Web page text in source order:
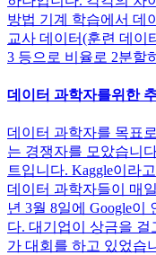
방법 기계 학습에서 데
교사 데이터(훈련 데이
3 등으로 비율로 2분할
데이터 과학자를위한
데이터 과학자를 목표
는 경쟁자를 모았습니
트입니다. Kaggle이라
데이터 과학자들이 매
년 3월 8일에 Google이
다. 대기업이 상금을
가 대회를 하고 있었습